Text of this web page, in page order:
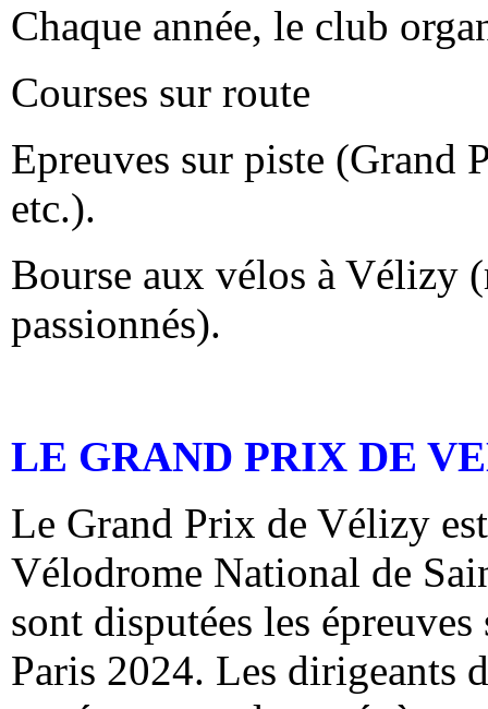
Chaque année, le club
Courses sur route
Epreuves sur piste (Grand
etc.).
Bourse aux vélos à Vélizy
passionnés).
LE GRAND PRIX DE
Le Grand Prix de Vélizy
Vélodrome National de
sont disputées les
Paris 2024. Les dirigeants